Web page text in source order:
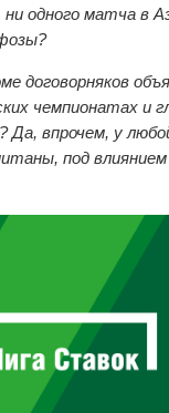
одного матча в
договорняков
чемпионатах и
Да, впрочем, у
под